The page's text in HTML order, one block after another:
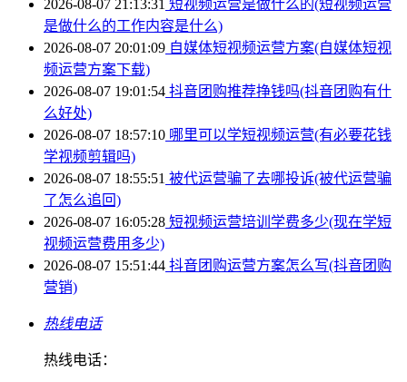
2026-08-07 21:13:31 短视频运营是做什么的(短视频运营
是做什么的工作内容是什么)
2026-08-07 20:01:09 自媒体短视频运营方案(自媒体短视
频运营方案下载)
2026-08-07 19:01:54 抖音团购推荐挣钱吗(抖音团购有什
么好处)
2026-08-07 18:57:10 哪里可以学短视频运营(有必要花钱
学视频剪辑吗)
2026-08-07 18:55:51 被代运营骗了去哪投诉(被代运营骗
了怎么追回)
2026-08-07 16:05:28 短视频运营培训学费多少(现在学短
视频运营费用多少)
2026-08-07 15:51:44 抖音团购运营方案怎么写(抖音团购
营销)
热线电话
热线电话：